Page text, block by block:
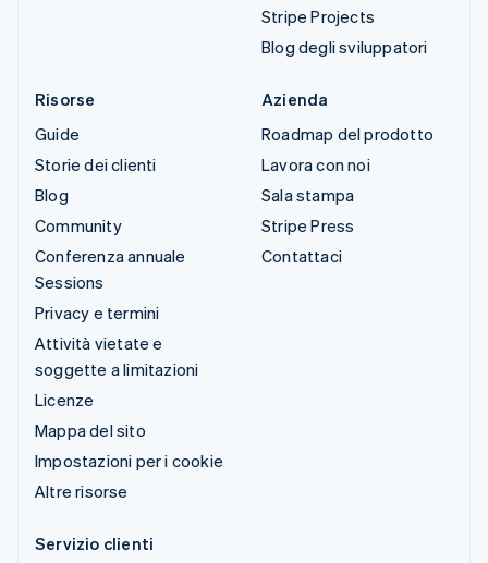
Stripe Projects
Blog degli sviluppatori
Risorse
Guide
Storie dei clienti
Blog
Community
Conferenza annuale
Sessions
Privacy e termini
Attività vietate e
soggette a limitazioni
Licenze
Mappa del sito
Impostazioni per i cookie
Altre risorse
Azienda
Roadmap del prodotto
Lavora con noi
Sala stampa
Stripe Press
Contattaci
Servizio clienti